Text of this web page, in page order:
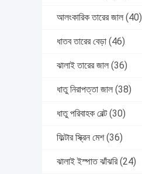
আলংকারিক তারের জাল (40)
ধাতব তারের বেড়া (46)
ঝালাই তারের জাল (36)
ধাতু নিরাপত্তা জাল (38)
ধাতু পরিবাহক বেল্ট (30)
ফিল্টার স্ক্রিন মেশ (36)
ঝালাই ইস্পাত ঝাঁঝরি (24)